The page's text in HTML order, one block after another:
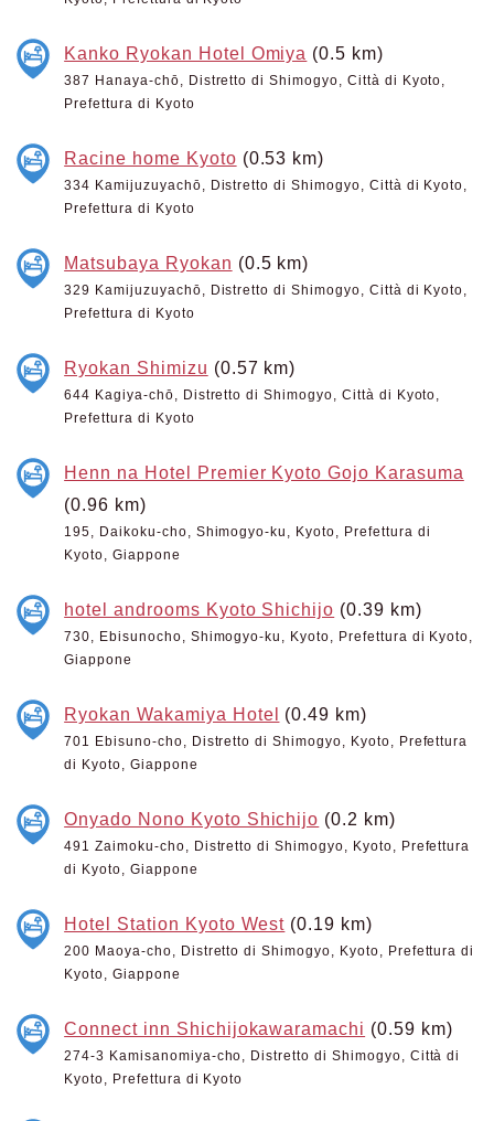
Kanko Ryokan Hotel Omiya (0.5 km)
387 Hanaya-chō, Distretto di Shimogyo, Città di Kyoto,
Prefettura di Kyoto
Racine home Kyoto (0.53 km)
334 Kamijuzuyachō, Distretto di Shimogyo, Città di Kyoto,
Prefettura di Kyoto
Matsubaya Ryokan (0.5 km)
329 Kamijuzuyachō, Distretto di Shimogyo, Città di Kyoto,
Prefettura di Kyoto
Ryokan Shimizu (0.57 km)
644 Kagiya-chō, Distretto di Shimogyo, Città di Kyoto,
Prefettura di Kyoto
Henn na Hotel Premier Kyoto Gojo Karasuma
(0.96 km)
195, Daikoku-cho, Shimogyo-ku, Kyoto, Prefettura di
Kyoto, Giappone
hotel androoms Kyoto Shichijo (0.39 km)
730, Ebisunocho, Shimogyo-ku, Kyoto, Prefettura di Kyoto,
Giappone
Ryokan Wakamiya Hotel (0.49 km)
701 Ebisuno-cho, Distretto di Shimogyo, Kyoto, Prefettura
di Kyoto, Giappone
Onyado Nono Kyoto Shichijo (0.2 km)
491 Zaimoku-cho, Distretto di Shimogyo, Kyoto, Prefettura
di Kyoto, Giappone
Hotel Station Kyoto West (0.19 km)
200 Maoya-cho, Distretto di Shimogyo, Kyoto, Prefettura di
Kyoto, Giappone
Connect inn Shichijokawaramachi (0.59 km)
274-3 Kamisanomiya-cho, Distretto di Shimogyo, Città di
Kyoto, Prefettura di Kyoto